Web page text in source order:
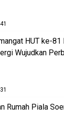
HUT ke-81
Wujudkan
Rumah Piala